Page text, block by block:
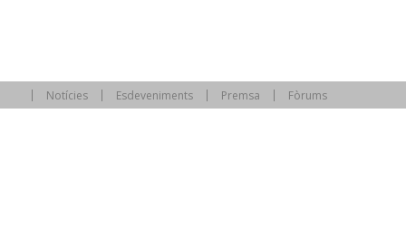
Notícies Esdeveniments Premsa Fòrums